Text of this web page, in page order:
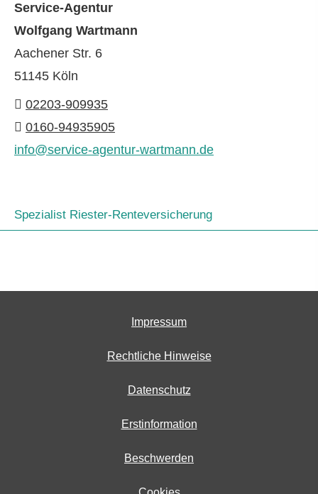
Service-Agentur
Wolfgang Wartmann
Aachener Str. 6
51145 Köln
02203-909935
0160-94935905
info@service-agentur-wartmann.de
Spezialist Riester-Renteversicherung
Impressum
Rechtliche Hinweise
Datenschutz
Erstinformation
Beschwerden